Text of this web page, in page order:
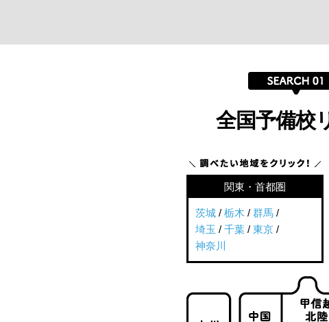
全国予備校
関東・首都圏
茨城 / 栃木 / 群馬 /
埼玉 / 千葉 / 東京 /
神奈川